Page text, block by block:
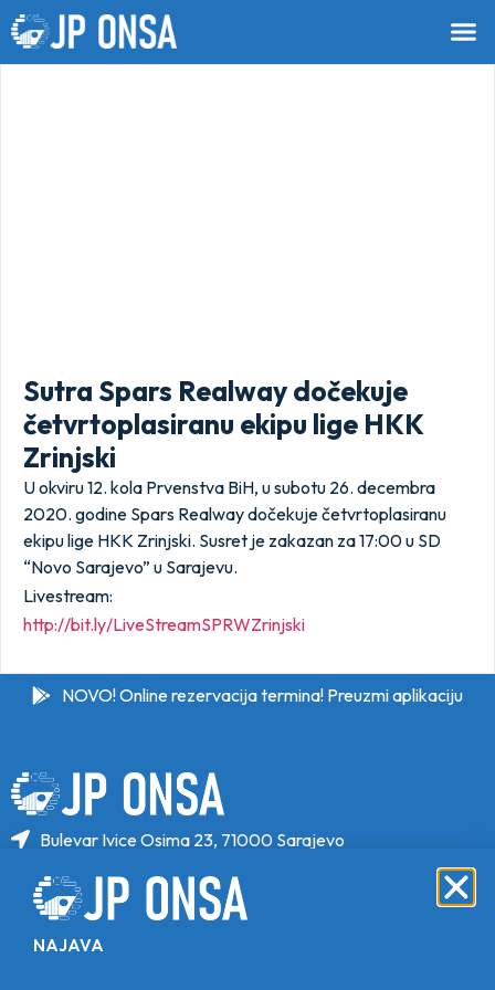
Sutra Spars Realway dočekuje
četvrtoplasiranu ekipu lige HKK
Zrinjski
U okviru 12. kola Prvenstva BiH, u subotu 26. decembra
2020. godine Spars Realway dočekuje četvrtoplasiranu
ekipu lige HKK Zrinjski. Susret je zakazan za 17:00 u SD
“Novo Sarajevo” u Sarajevu.
Livestream:
http://bit.ly/LiveStreamSPRWZrinjski
NOVO! Online rezervacija termina! Preuzmi aplikaciju
Bulevar Ivice Osima 23, 71000 Sarajevo
+387 33 646 471
info@jponsa.ba
NAJAVA